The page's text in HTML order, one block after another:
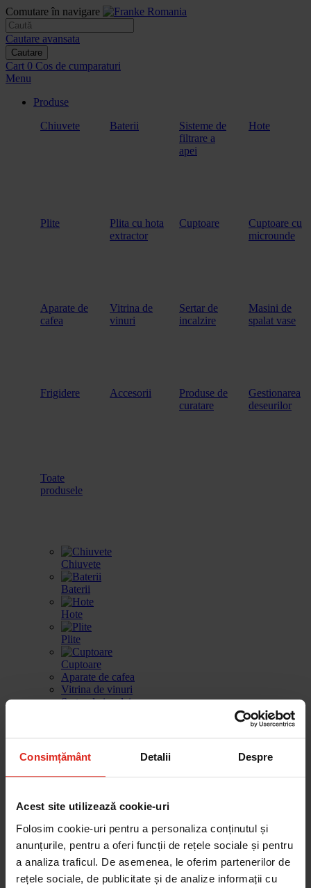
Consimțământ Detalii Despre
Acest site utilizează cookie-uri
Folosim cookie-uri pentru a personaliza conținutul și
anunțurile, pentru a oferi funcții de rețele sociale și pentru
a analiza traficul. De asemenea, le oferim partenerilor de
rețele sociale, de publicitate și de analize informații cu
Comutare în navigare
Cautare avansata
Cautare
Cart 0 Cos de cumparaturi
Menu
Produse
Chiuvete
Baterii
Sisteme de
filtrare a
apei
Hote
Plite
Plita cu hota
extractor
Cuptoare
Cuptoare cu
microunde
Aparate de
cafea
Vitrina de
vinuri
Sertar de
incalzire
Masini de
spalat vase
Frigidere Accesorii
Produse de
curatare
Gestionarea
deseurilor
Toate
produsele
Chiuvete
Baterii
Hote
Plite
Cuptoare
Aparate de cafea
Vitrina de vinuri
Sertar de incalzire
Frigidere
Gestionarea deseurilor
Produse de curatare
Accesorii
Cautare dupa produse
Cautare dupa piesa